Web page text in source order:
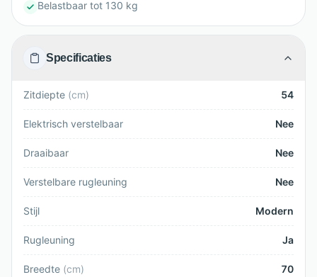
Belastbaar tot 130 kg
Specificaties
Zitdiepte (cm) 54
Elektrisch verstelbaar Nee
Draaibaar Nee
Verstelbare rugleuning Nee
Stijl Modern
Rugleuning Ja
Breedte (cm) 70